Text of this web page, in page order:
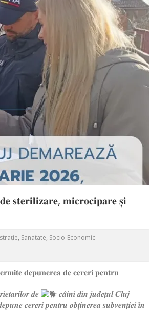
𝐦𝐢𝐜𝐫𝐨𝐜𝐢𝐩𝐚𝐫𝐞 𝐬̦𝐢
, Sanatate, Socio-Economic
𝐝𝐞𝐩𝐮𝐧𝐞𝐫𝐞𝐚 𝐝𝐞 𝐜𝐞𝐫𝐞𝐫𝐢 𝐩𝐞𝐧𝐭𝐫𝐮
𝒅𝒆
𝒄𝒂̂𝒊𝒏𝒊 𝒅𝒊𝒏 𝒋𝒖𝒅𝒆𝒕̦𝒖𝒍 𝑪𝒍𝒖𝒋
𝒄𝒆𝒓𝒆𝒓𝒊 𝒑𝒆𝒏𝒕𝒓𝒖 𝒐𝒃𝒕̦𝒊𝒏𝒆𝒓𝒆𝒂 𝒔𝒖𝒃𝒗𝒆𝒏𝒕̦𝒊𝒆𝒊 𝒊̂𝒏